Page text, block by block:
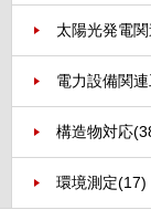
太陽光発電
電力設備関
構造物対応
環境測定(17)